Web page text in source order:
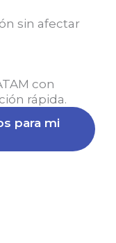
sin afectar
con
rápida.
para mi